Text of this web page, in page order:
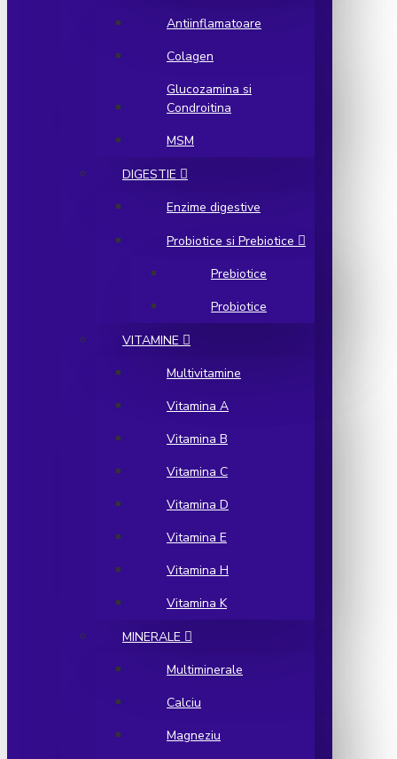
Antiinflamatoare
Colagen
Glucozamina si
Condroitina
MSM
DIGESTIE
Enzime digestive
Probiotice si Prebiotice
Prebiotice
Probiotice
VITAMINE
Multivitamine
Vitamina A
Vitamina B
Vitamina C
Vitamina D
Vitamina E
Vitamina H
Vitamina K
MINERALE
Multiminerale
Calciu
Magneziu